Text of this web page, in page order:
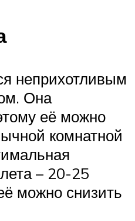
неприхотливым
Она
её можно
комнатной
– 20-25
можно снизить